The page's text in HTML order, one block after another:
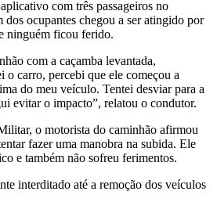
com três passageiros no
ocupantes chegou a ser atingido por
ninguém ficou ferido.
com a caçamba levantada,
o carro, percebi que ele começou a
do meu veículo. Tentei desviar para a
evitar o impacto”, relatou o condutor.
o motorista do caminhão afirmou
fazer uma manobra na subida. Ele
e também não sofreu ferimentos.
interditado até a remoção dos veículos